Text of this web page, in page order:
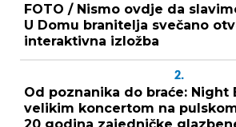
FOTO / Nismo ovdje da
U Domu branitelja svečano
interaktivna izložba
2.
Od poznanika do braće: Night
velikim koncertom na